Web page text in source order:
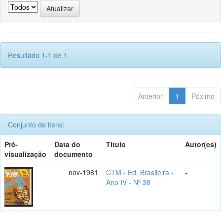
Resultado 1-1 de 1.
Anterior 1 Póximo
Conjunto de itens:
Pré-
visualização
Data do
documento
Título Autor(es)
nov-1981
CTM - Ed. Brasileira -
Ano IV - Nº 38
-